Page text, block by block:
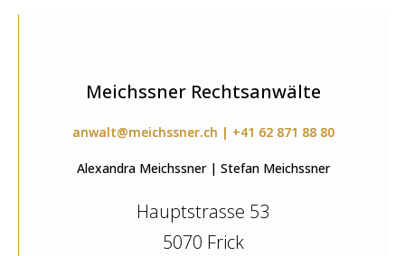
Meichssner Rechtsanwälte
anwalt@meichssner.ch | +41 62 871 88 80
Alexandra Meichssner | Stefan Meichssner
Hauptstrasse 53
5070 Frick